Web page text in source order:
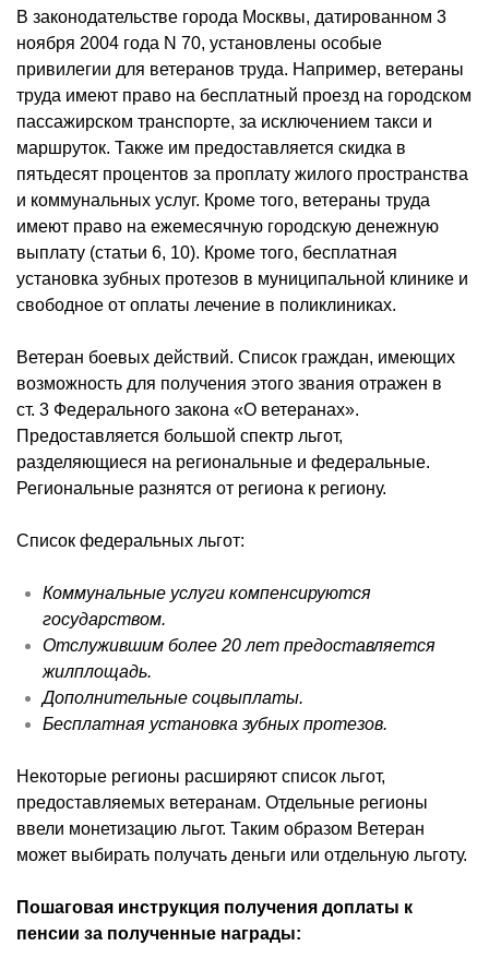
В законодательстве города Москвы, датированном 3
ноября 2004 года N 70, установлены особые
привилегии для ветеранов труда. Например, ветераны
труда имеют право на бесплатный проезд на городском
пассажирском транспорте, за исключением такси и
маршруток. Также им предоставляется скидка в
пятьдесят процентов за проплату жилого пространства
и коммунальных услуг. Кроме того, ветераны труда
имеют право на ежемесячную городскую денежную
выплату (статьи 6, 10). Кроме того, бесплатная
установка зубных протезов в муниципальной клинике и
свободное от оплаты лечение в поликлиниках.
Ветеран боевых действий. Список граждан, имеющих
возможность для получения этого звания отражен в
ст. 3 Федерального закона «О ветеранах».
Предоставляется большой спектр льгот,
разделяющиеся на региональные и федеральные.
Региональные разнятся от региона к региону.
Список федеральных льгот:
Коммунальные услуги компенсируются
государством.
Отслужившим более 20 лет предоставляется
жилплощадь.
Дополнительные соцвыплаты.
Бесплатная установка зубных протезов.
Некоторые регионы расширяют список льгот,
предоставляемых ветеранам. Отдельные регионы
ввели монетизацию льгот. Таким образом Ветеран
может выбирать получать деньги или отдельную льготу.
Пошаговая инструкция получения доплаты к
пенсии за полученные награды: